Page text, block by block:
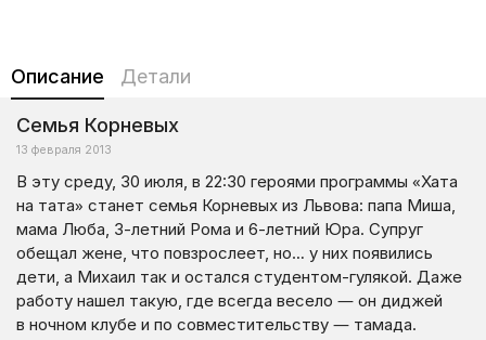
Описание Детали
Семья Корневых
13 февраля 2013
В эту среду, 30 июля, в 22:30 героями программы «Хата
на тата» станет семья Корневых из Львова: папа Миша,
мама Люба, 3-летний Рома и 6-летний Юра. Супруг
обещал жене, что повзрослеет, но… у них появились
дети, а Михаил так и остался студентом-гулякой. Даже
работу нашел такую, где всегда весело — он диджей
в ночном клубе и по совместительству — тамада.